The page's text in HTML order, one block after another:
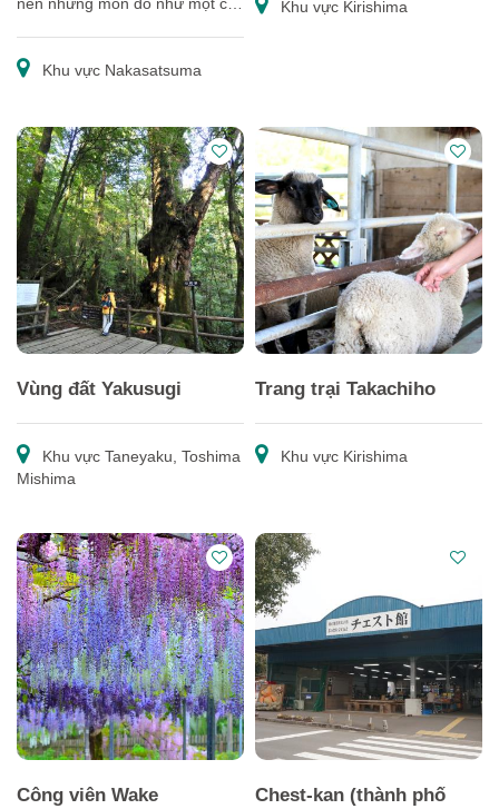
một tấm bưu thiếp.
Khu vực Nakasatsuma
Khu vực Kirishima
Vùng đất Yakusugi
Khu vực Taneyaku, Toshima
Mishima
Trang trại Takachiho
Khu vực Kirishima
Công viên Wake
Chest-kan (thành phố